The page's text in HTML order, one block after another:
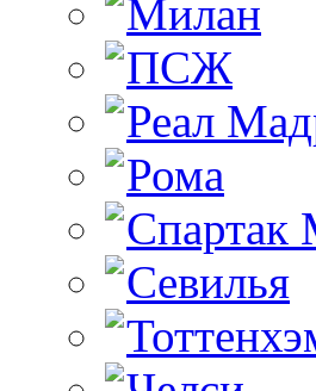
Милан
ПСЖ
Реал
Рома
Спартак
Севилья